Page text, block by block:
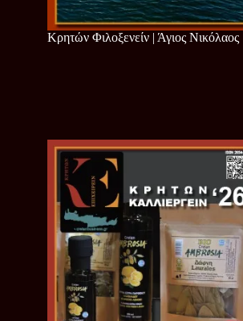
Κρητών Φιλοξενείν | Άγιος Νικόλαος